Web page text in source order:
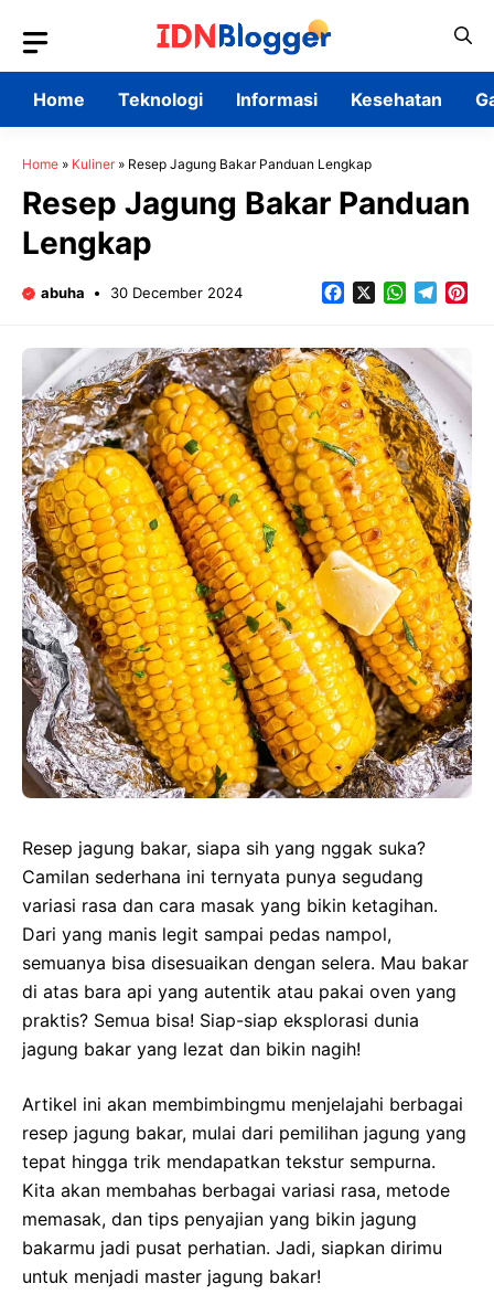
content
Home
Teknologi Informasi Kesehatan
Home » Kuliner» Resep Jagung Bakar Panduan Lengkap
Resep Jagung Bakar Panduan
Lengkap
abuha 30 December 2024 FacebookWhatsApp
Resep jagung bakar, siapa sih yang nggak suka?
Camilan sederhana ini ternyata punya segudang
variasi rasa dan cara masak yang bikin ketagihan.
Dari yang manis legit sampai pedas nampol,
semuanya bisa disesuaikan dengan selera. Mau bakar
di atas bara api yang autentik atau pakai oven yang
praktis? Semua bisa! Siap-siap eksplorasi dunia
jagung bakar yang lezat dan bikin nagih!
Artikel ini akan membimbingmu menjelajahi berbagai
resep jagung bakar, mulai dari pemilihan jagung yang
tepat hingga trik mendapatkan tekstur sempurna.
Kita akan membahas berbagai variasi rasa, metode
memasak, dan tips penyajian yang bikin jagung
bakarmu jadi pusat perhatian. Jadi, siapkan dirimu
untuk menjadi master jagung bakar!